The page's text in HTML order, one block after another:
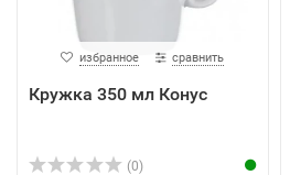
избранное сравнить
Кружка 350 мл Конус
(0)